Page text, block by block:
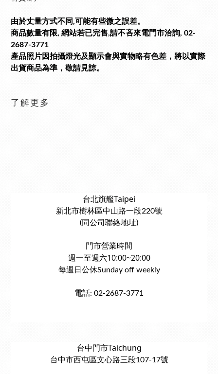
由於丈量方式不同,可能有些微之誤差。
商品數量有限, 網站若已完售,請不吝來電門市洽詢, 02-
2687-3771
產品照片因拍攝燈光及顯示會與實物略有色差，將以實際
出貨商品為準，敬請見諒。
了解更多
台北旗艦Taipei
新北市樹林區中山路一段220號
(同公司聯絡地址)
門市營業時間
週一至週六10:00~20:00
每週日公休Sunday off weekly
電話: 02-2687-3771
台中門市Taichung
台中市西屯區文心路三段107-17號